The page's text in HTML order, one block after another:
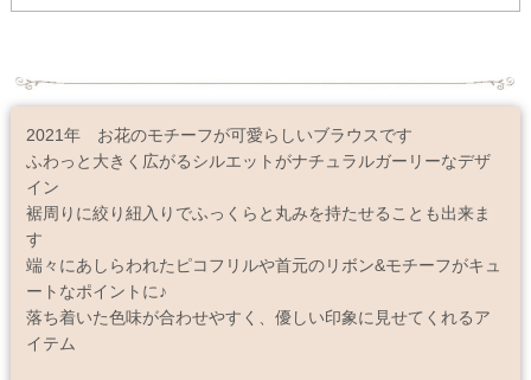
2021年 お花のモチーフが可愛らしいブラウスです
ふわっと大きく広がるシルエットがナチュラルガーリーなデザ
イン
裾周りに絞り紐入りでふっくらと丸みを持たせることも出来ま
す
端々にあしらわれたピコフリルや首元のリボン&モチーフがキュ
ートなポイントに♪
落ち着いた色味が合わせやすく、優しい印象に見せてくれるア
イテム